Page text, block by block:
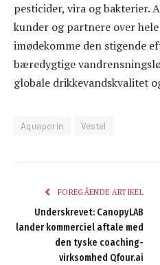
pesticider, vira og bakterier.
kunder og partnere over
imødekomme den stigende
bæredygtige
globale drikkevandskvalitet
Aquaporin Vestel
FOREGÅENDE ARTIKEL
Underskrevet: CanopyLAB
lander kommerciel aftale med
den tyske coaching-
virksomhed Qfour.ai